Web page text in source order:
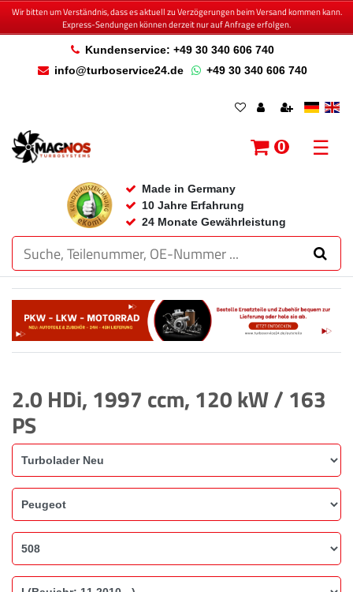
Wir bitten um Verständnis, dass es aktuell zu Verzögerungen beim Versand kommen kann.
Express-Sendungen können derzeit nur auf Anfrage erfolgen.
Kundenservice: +49 30 340 606 740
info@turboservice24.de
+49 30 340 606 740
Made in Germany
10 Jahre Erfahrung
24 Monate Gewährleistung
0 ☰
2.0 HDi, 1997 ccm, 120 kW / 163
PS